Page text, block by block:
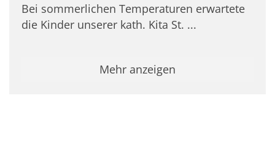
Bei sommerlichen Temperaturen erwartete
die Kinder unserer kath. Kita St. ...
Mehr anzeigen